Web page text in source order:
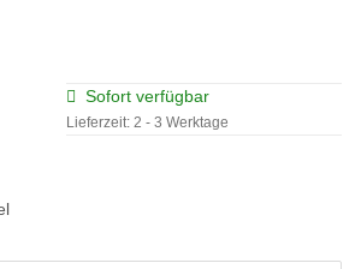
Sofort verfügbar
Lieferzeit: 2 - 3 Werktage